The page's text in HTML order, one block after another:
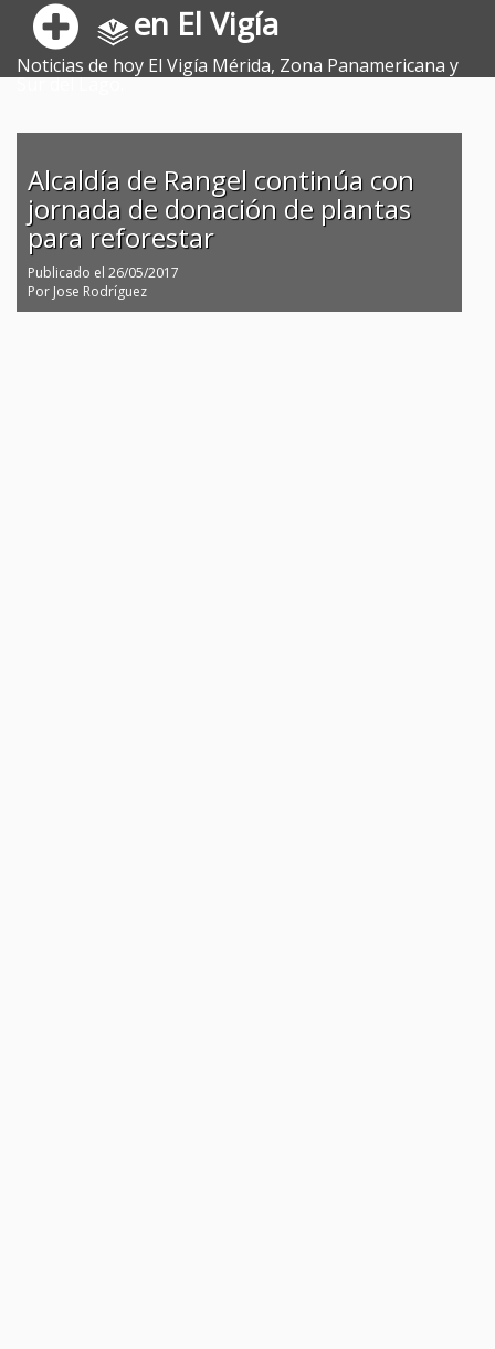
en El Vigía
Noticias de hoy El Vigía Mérida, Zona Panamericana y
Sur del Lago.
Alcaldía de Rangel continúa con
jornada de donación de plantas
para reforestar
Publicado el 26/05/2017
Por Jose Rodríguez